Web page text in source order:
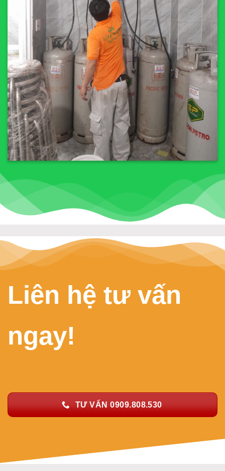
Liên hệ tư vấn
ngay!
TƯ VẤN 0909.808.530